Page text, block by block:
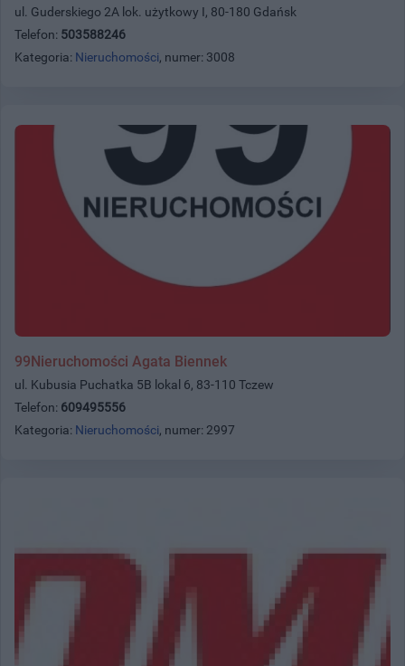
ul. Guderskiego 2A lok. użytkowy I, 80-180 Gdańsk
Telefon: 503588246
Kategoria: Nieruchomości, numer: 3008
99Nieruchomości Agata Biennek
ul. Kubusia Puchatka 5B lokal 6, 83-110 Tczew
Telefon: 609495556
Kategoria: Nieruchomości, numer: 2997